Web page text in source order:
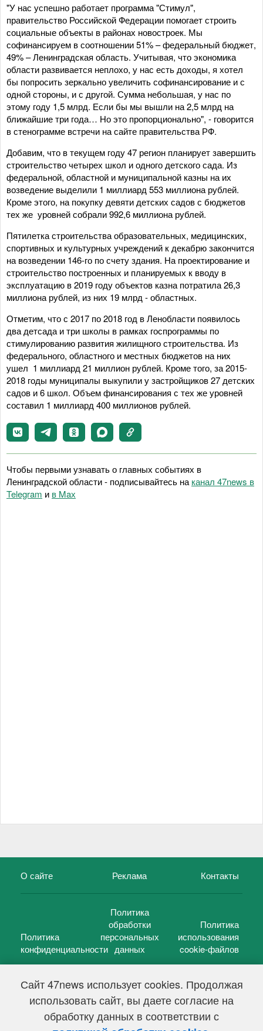
Сайт 47news использует cookies. Продолжая
использовать сайт, вы даете согласие на
обработку данных в соответствии с
"У нас успешно работает программа "Стимул",
правительство Российской Федерации помогает строить
социальные объекты в районах новостроек. Мы
софинансируем в соотношении 51% – федеральный бюджет,
49% – Ленинградская область. Учитывая, что экономика
области развивается неплохо, у нас есть доходы, я хотел
бы попросить зеркально увеличить софинансирование и с
одной стороны, и с другой. Сумма небольшая, у нас по
этому году 1,5 млрд. Если бы мы вышли на 2,5 млрд на
ближайшие три года… Но это пропорционально", - говорится
в стенограмме встречи на сайте правительства РФ.
Добавим, что в текущем году 47 регион планирует завершить
строительство четырех школ и одного детского сада. Из
федеральной, областной и муниципальной казны на их
возведение выделили 1 миллиард 553 миллиона рублей.
Кроме этого, на покупку девяти детских садов с бюджетов
тех же уровней собрали 992,6 миллиона рублей.
Пятилетка строительства образовательных, медицинских,
спортивных и культурных учреждений к декабрю закончится
на возведении 146-го по счету здания. На проектирование и
строительство построенных и планируемых к вводу в
эксплуатацию в 2019 году объектов казна потратила 26,3
миллиона рублей, из них 19 млрд - областных.
Отметим, что с 2017 по 2018 год в Ленобласти появилось
два детсада и три школы в рамках госпрограммы по
стимулированию развития жилищного строительства. Из
федерального, областного и местных бюджетов на них
ушел 1 миллиард 21 миллион рублей. Кроме того, за 2015-
2018 годы муниципалы выкупили у застройщиков 27 детских
садов и 6 школ. Объем финансирования с тех же уровней
составил 1 миллиард 400 миллионов рублей.
Чтобы первыми узнавать о главных событиях в
Ленинградской области - подписывайтесь на канал 47news в
Telegram и в Maх
О сайте Реклама Контакты
Политика
конфиденциальности
Политика
обработки
персональных
данных
Политика
использования
cookie-файлов
47 новостей (47 news)2005 — 2026 г.
Свидетельство о регистрации СМИ Эл № ФС 77-39848, выдано
Федеральной службой по надзору в сфере связи,